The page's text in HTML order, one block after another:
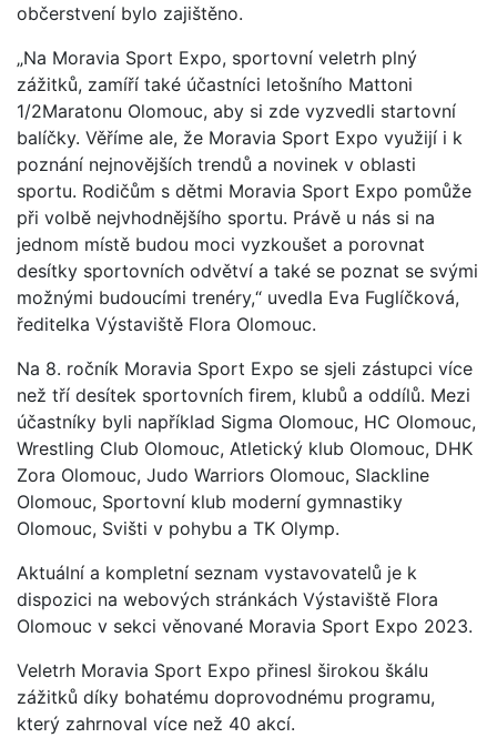
občerstvení bylo zajištěno.
„Na Moravia Sport Expo, sportovní veletrh plný
zážitků, zamíří také účastníci letošního Mattoni
1/2Maratonu Olomouc, aby si zde vyzvedli startovní
balíčky. Věříme ale, že Moravia Sport Expo využijí i k
poznání nejnovějších trendů a novinek v oblasti
sportu. Rodičům s dětmi Moravia Sport Expo pomůže
při volbě nejvhodnějšího sportu. Právě u nás si na
jednom místě budou moci vyzkoušet a porovnat
desítky sportovních odvětví a také se poznat se svými
možnými budoucími trenéry,“ uvedla Eva Fuglíčková,
ředitelka Výstaviště Flora Olomouc.
Na 8. ročník Moravia Sport Expo se sjeli zástupci více
než tří desítek sportovních firem, klubů a oddílů. Mezi
účastníky byli například Sigma Olomouc, HC Olomouc,
Wrestling Club Olomouc, Atletický klub Olomouc, DHK
Zora Olomouc, Judo Warriors Olomouc, Slackline
Olomouc, Sportovní klub moderní gymnastiky
Olomouc, Svišti v pohybu a TK Olymp.
Aktuální a kompletní seznam vystavovatelů je k
dispozici na webových stránkách Výstaviště Flora
Olomouc v sekci věnované Moravia Sport Expo 2023.
Veletrh Moravia Sport Expo přinesl širokou škálu
zážitků díky bohatému doprovodnému programu,
který zahrnoval více než 40 akcí.